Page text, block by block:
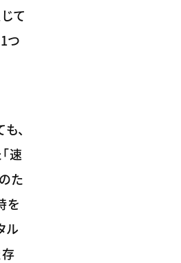
て
つ
、
速
た
を
ル